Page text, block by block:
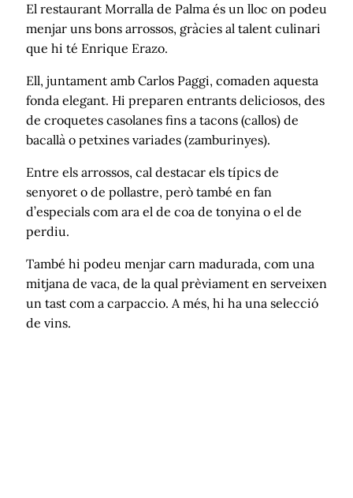
El restaurant Morralla de Palma és un lloc on podeu
menjar uns bons arrossos, gràcies al talent culinari
que hi té Enrique Erazo.
Ell, juntament amb Carlos Paggi, comaden aquesta
fonda elegant. Hi preparen entrants deliciosos, des
de croquetes casolanes fins a tacons (callos) de
bacallà o petxines variades (zamburinyes).
Entre els arrossos, cal destacar els típics de
senyoret o de pollastre, però també en fan
d’especials com ara el de coa de tonyina o el de
perdiu.
També hi podeu menjar carn madurada, com una
mitjana de vaca, de la qual prèviament en serveixen
un tast com a carpaccio. A més, hi ha una selecció
de vins.